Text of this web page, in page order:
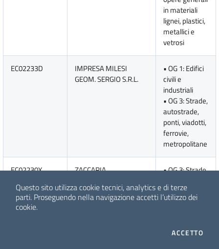
in materiali
lignei, plastici,
metallici e
vetrosi
EC02233D
IMPRESA MILESI
GEOM. SERGIO S.R.L.
• OG 1: Edifici
civili e
industriali
• OG 3: Strade,
autostrade,
ponti, viadotti,
ferrovie,
metropolitane
EC02230X
ZACCARIA
• OG 3: Strade,
ponti, viadotti,
ferrovie,
• OS 10:
Questo sito utilizza cookie tecnici, analytics e di terze
parti. Proseguendo nella navigazione accetti l’utilizzo dei
cookie.
ACCETTOI